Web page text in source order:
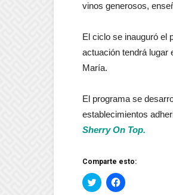
vinos generosos,
El ciclo se inauguró el
actuación tendrá lugar
María.
El programa se
establecimientos
Sherry On Top.
Comparte esto:
Haz
clic
Haz
clic